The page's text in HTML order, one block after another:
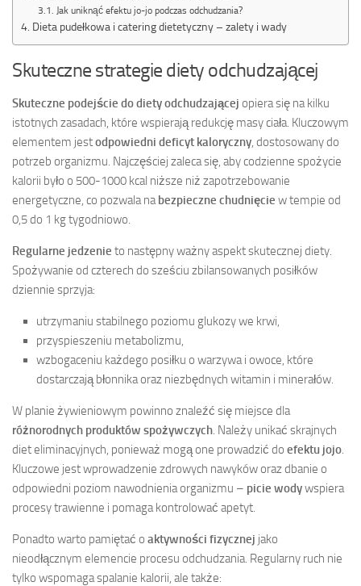
Jak uniknąć efektu jo-jo podczas odchudzania?
Dieta pudełkowa i catering dietetyczny – zalety i wady
Skuteczne strategie diety odchudzającej
Skuteczne podejście do diety odchudzającej opiera się na kilku
istotnych zasadach, które wspierają redukcję masy ciała. Kluczowym
elementem jestodpowiedni deficyt kaloryczny , dostosowany do
potrzeb organizmu. Najczęściej zaleca się, aby codzienne spożycie
kalorii było o 500-1000 kcal niższe niż zapotrzebowanie
energetyczne, co pozwala na bezpieczne chudnięcie w tempie od
0,5 do 1 kg tygodniowo.
Regularne jedzenie to następny ważny aspekt skutecznej diety.
Spożywanie od czterech do sześciu zbilansowanych posiłków
dziennie sprzyja:
utrzymaniu stabilnego poziomu glukozy we krwi,
przyspieszeniu metabolizmu,
wzbogaceniu każdego posiłku o warzywa i owoce, które
dostarczają błonnika oraz niezbędnych witamin i minerałów.
W planie żywieniowym powinno znaleźć się miejsce dla
różnorodnych produktów spożywczych . Należy unikać skrajnych
diet eliminacyjnych, ponieważ mogą one prowadzić do efektu jojo
Kluczowe jest wprowadzenie zdrowych nawyków oraz dbanie o
odpowiedni poziom nawodnienia organizmu – picie wodywspiera
procesy trawienne i pomaga kontrolować apetyt.
Ponadto warto pamiętać o aktywności fizycznej jako
nieodłącznym elemencie procesu odchudzania. Regularny ruch nie
tylko wspomaga spalanie kalorii, ale także: